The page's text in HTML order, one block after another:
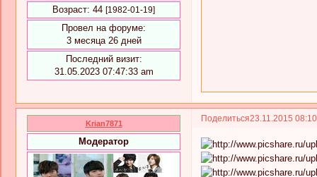
Возраст: 44 [1982-01-19]
Провел на форуме:
3 месяца 26 дней
Последний визит:
31.05.2023 07:47:33 am
Поделиться23.11.2015
Krian7871
Модератор